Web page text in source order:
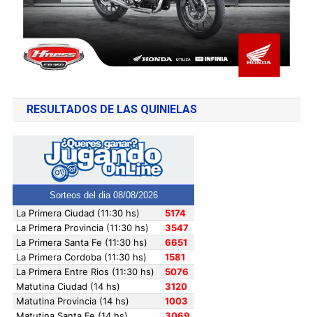
RESULTADOS DE LAS QUINIELAS